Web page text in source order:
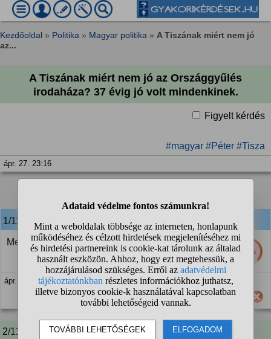
Kezdőoldal » Politika » Magyar politika » A Tiszának miért nem jó
az...
A Tiszának miért nem jó az Országgyűlés
irodaháza? 37 évig jó volt mindenkinek.
Figyelt kérdés
#magyar #Péter #Tisza
ápr. 27. 23:16
1/119 anonim válasza:
37%
Mert költséges
ápr. 28. 00:05
Hasznos számodra ez a válasz?
2/119 A kérdező kommentje: